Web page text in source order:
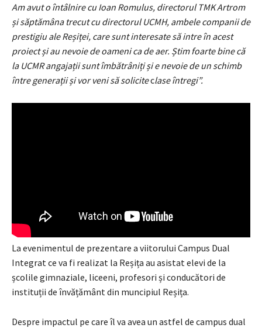
Am avut o întâlnire cu Ioan Romulus, directorul TMK Artrom
și săptămâna trecut cu directorul UCMH, ambele companii de
prestigiu ale Reșiței, care sunt interesate să intre în acest
proiect și au nevoie de oameni ca de aer. Știm foarte bine că
la UCMR angajații sunt îmbătrâniți și e nevoie de un schimb
între generații și vor veni să soliciteclase întregi”.
La evenimentul de prezentare a viitorului Campus Dual
Integrat ce va fi realizat la Reșița au asistat elevi de la
școlile gimnaziale, liceeni, profesori și conducători de
instituții de învățământ din muncipiul Reșița.
Despre impactul pe care îl va avea un astfel de campus dual